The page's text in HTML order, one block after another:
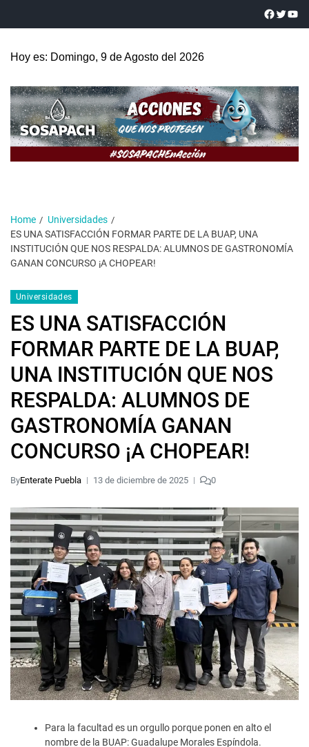
Hoy es: Domingo, 9 de Agosto del 2026
Home
Universidades
ES UNA SATISFACCIÓN FORMAR PARTE DE LA BUAP, UNA
INSTITUCIÓN QUE NOS RESPALDA: ALUMNOS DE GASTRONOMÍA
GANAN CONCURSO ¡A CHOPEAR!
Universidades
ES UNA SATISFACCIÓN
FORMAR PARTE DE LA BUAP,
UNA INSTITUCIÓN QUE NOS
RESPALDA: ALUMNOS DE
GASTRONOMÍA GANAN
CONCURSO ¡A CHOPEAR!
ByEnterate Puebla 13 de diciembre de 2025 0
Para la facultad es un orgullo porque ponen en alto el
nombre de la BUAP: Guadalupe Morales Espíndola.